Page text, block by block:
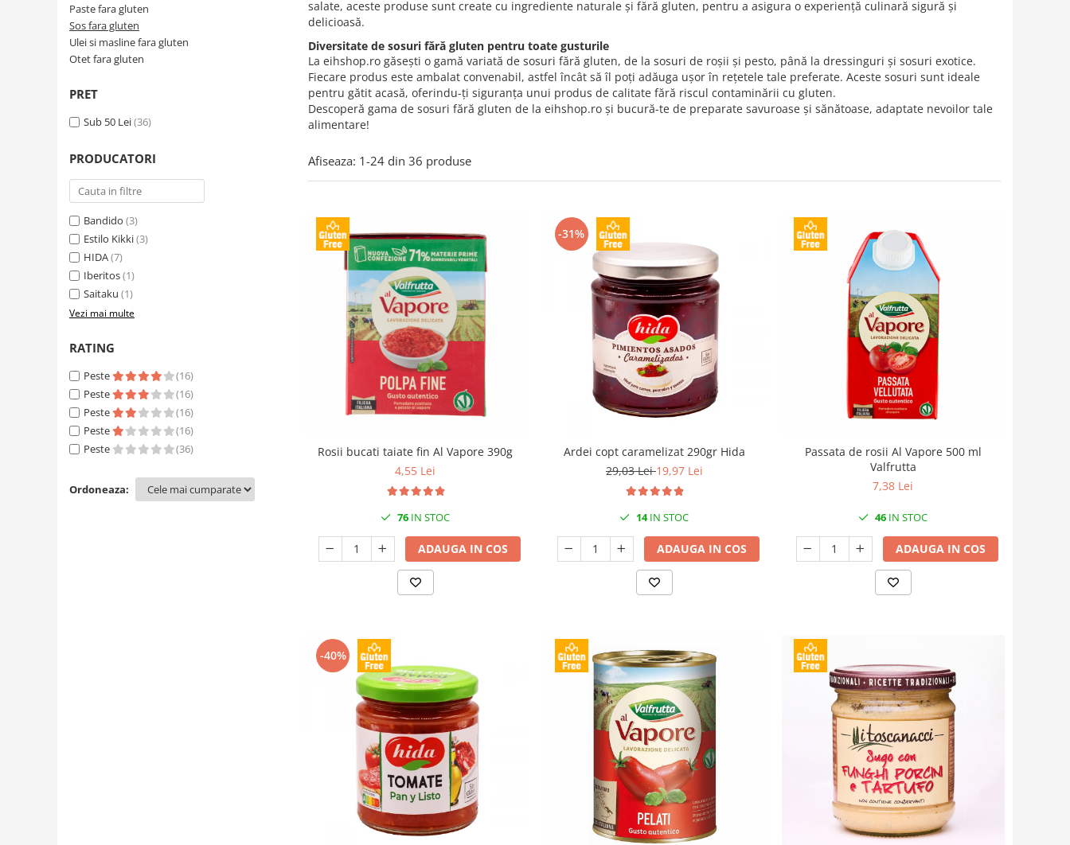
Condimente turcesti
Ghimbir murat la borcan
salate, aceste produse sunt create cu ingrediente naturale și fără gluten, pentru a asigura o experiență culinară sigură și
delicioasă.
Diversitate de sosuri fără gluten pentru toate gusturile
La eihshop.ro găsești o gamă variată de sosuri fără gluten, de la sosuri de roșii și pesto, până la dressinguri și sosuri exotice.
Fiecare produs este ambalat convenabil, astfel încât să îl poți adăuga ușor în rețetele tale preferate. Aceste sosuri sunt ideale
pentru gătit acasă, oferindu-ți siguranța unui produs de calitate fără riscul contaminării cu gluten.
Descoperă gama de sosuri fără gluten de la eihshop.ro și bucură-te de preparate savuroase și sănătoase, adaptate nevoilor tale
alimentare!
Paste fara gluten
Sos fara gluten
Ulei si masline fara gluten
Otet fara gluten
PRET
Sub 50 Lei(36)
PRODUCATORI
Bandido (3)
Estilo Kikki(3)
HIDA(7)
Iberitos(1)
Saitaku (1)
Vezi mai multe
RATING
Peste
(16)
Peste
(16)
Peste
(16)
Peste
(16)
Peste
(36)
Ordoneaza:
Afiseaza: 1-24 din 36 produse
Rosii bucati taiate fin Al Vapore 390g
4,55 Lei
76 IN STOC
ADAUGA IN COS
-31%
Ardei copt caramelizat 290gr Hida
29,03 Lei19,97 Lei
14IN STOC
ADAUGA IN COS
Passata de rosii Al Vapore 500 ml
Valfrutta
7,38 Lei
46 IN STOC
ADAUGA IN COS
-40%